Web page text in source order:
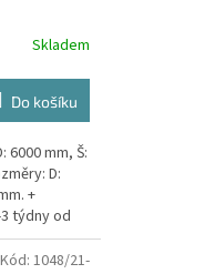
Skladem
Do košíku
6000 mm, Š:
D:
+
týdny od
Kód: 1048/21-